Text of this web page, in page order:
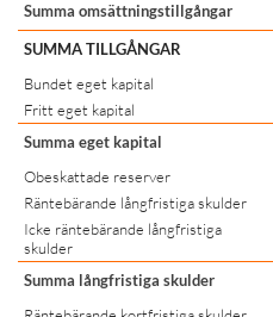
Summa omsättningstillgångar
SUMMA TILLGÅNGAR
Bundet eget kapital
Fritt eget kapital
Summa eget kapital
Obeskattade reserver
Räntebärande långfristiga skulder
Icke räntebärande långfristiga
skulder
Summa långfristiga skulder